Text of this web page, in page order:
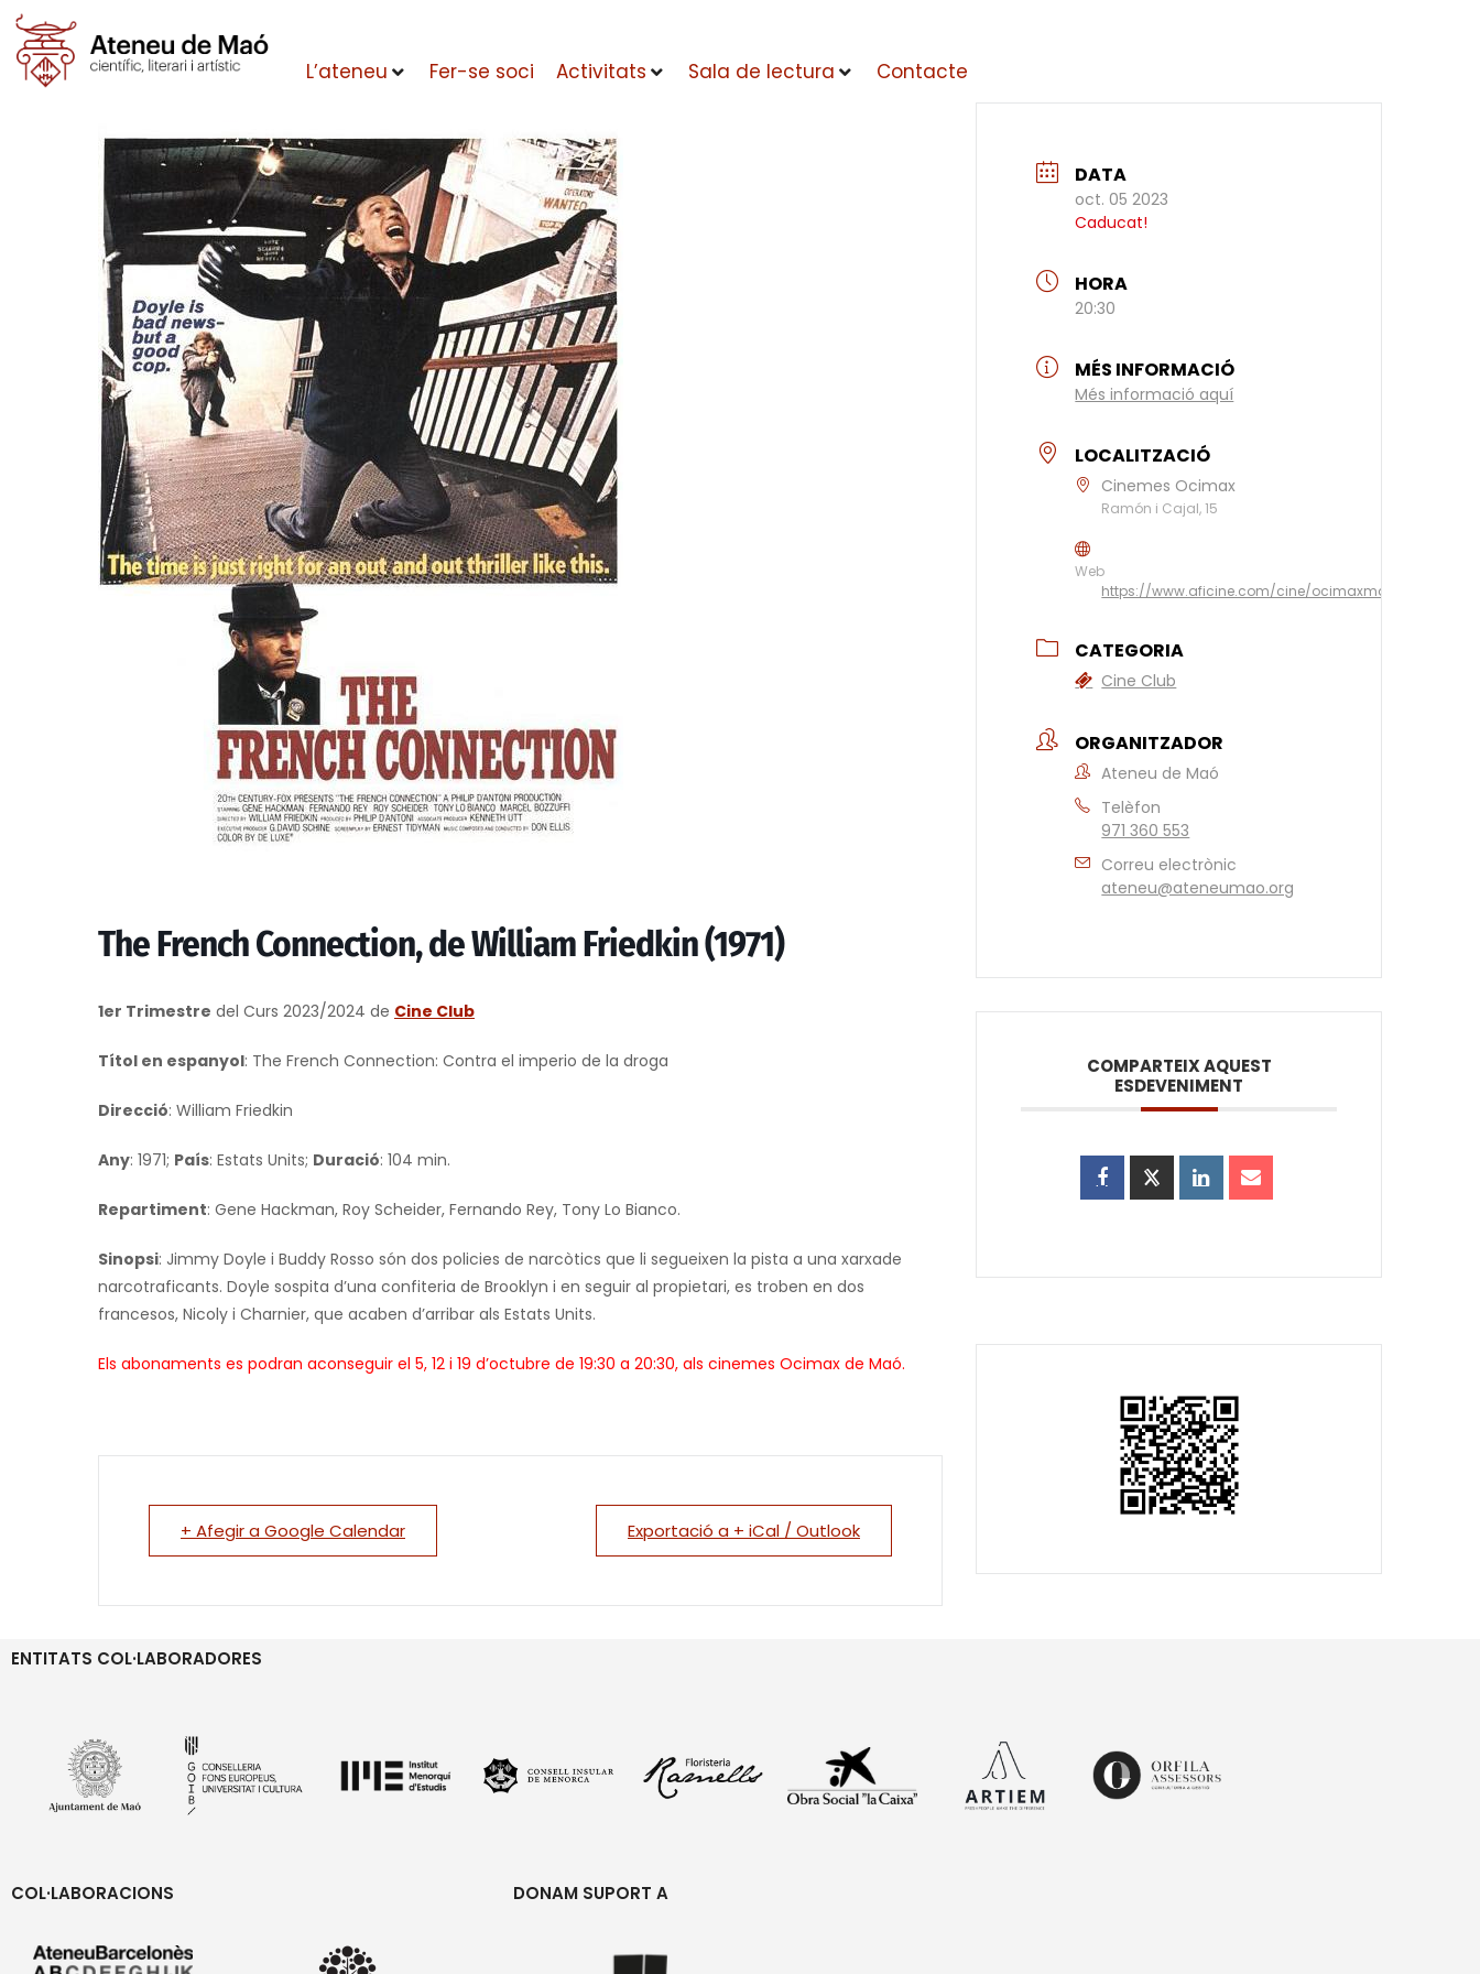
L’ateneu Fer-se soci Activitats Sala de lectura Contacte
The French Connection, de William Friedkin (1971)
1er Trimestre del Curs 2023/2024 de Cine Club
Títol en espanyol: The French Connection: Contra el imperio de la droga
Direcció: William Friedkin
Any: 1971; País: Estats Units; Duració: 104 min.
Repartiment: Gene Hackman, Roy Scheider, Fernando Rey, Tony Lo Bianco.
Sinopsi: Jimmy Doyle i Buddy Rosso són dos policies de narcòtics que li segueixen la pista a una xarxade
narcotraficants. Doyle sospita d’una confiteria de Brooklyn i en seguir al propietari, es troben en dos
francesos, Nicoly i Charnier, que acaben d’arribar als Estats Units.
Els abonaments es podran aconseguir el 5, 12 i 19 d’octubre de 19:30 a 20:30, als cinemes Ocimax de Maó.
+ Afegir a Google Calendar Exportació a + iCal / Outlook
DATA
oct. 05 2023
Caducat!
HORA
20:30
MÉS INFORMACIÓ
Més informació aquí
LOCALITZACIÓ
Cinemes Ocimax
Ramón i Cajal, 15
Web
https://www.aficine.com/cine/ocimaxmahon/
CATEGORIA
Cine Club
ORGANITZADOR
Ateneu de Maó
Telèfon
971 360 553
Correu electrònic
ateneu@ateneumao.org
COMPARTEIX AQUEST
ESDEVENIMENT
ENTITATS COL·LABORADORES
COL·LABORACIONS DONAM SUPORT A